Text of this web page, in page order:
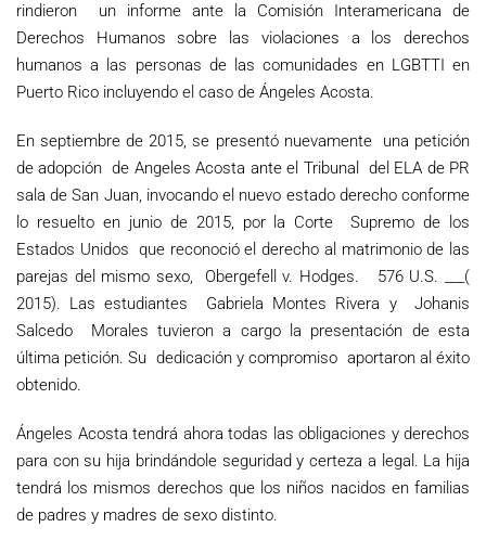
rindieron un informe ante la Comisión Interamericana de
Derechos Humanos sobre las violaciones a los derechos
humanos a las personas de las comunidades en LGBTTI en
Puerto Rico incluyendo el caso de Ángeles Acosta.
En septiembre de 2015, se presentó nuevamente una petición
de adopción de Angeles Acosta ante el Tribunal del ELA de PR
sala de San Juan, invocando el nuevo estado derecho conforme
lo resuelto en junio de 2015, por la Corte Supremo de los
Estados Unidos que reconoció el derecho al matrimonio de las
parejas del mismo sexo, Obergefell v. Hodges. 576 U.S. ___(
2015). Las estudiantes Gabriela Montes Rivera y Johanis
Salcedo Morales tuvieron a cargo la presentación de esta
última petición. Su dedicación y compromiso aportaron al éxito
obtenido.
Ángeles Acosta tendrá ahora todas las obligaciones y derechos
para con su hija brindándole seguridad y certeza a legal. La hija
tendrá los mismos derechos que los niños nacidos en familias
de padres y madres de sexo distinto.